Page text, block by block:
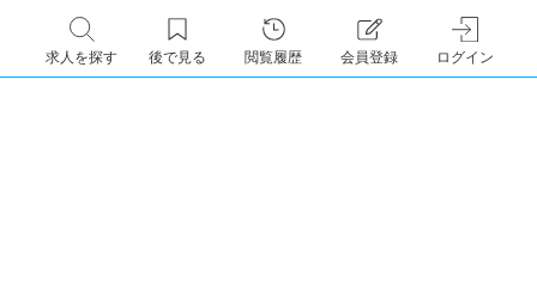
求人を探す 後で見る 閲覧履歴 会員登録 ログイン